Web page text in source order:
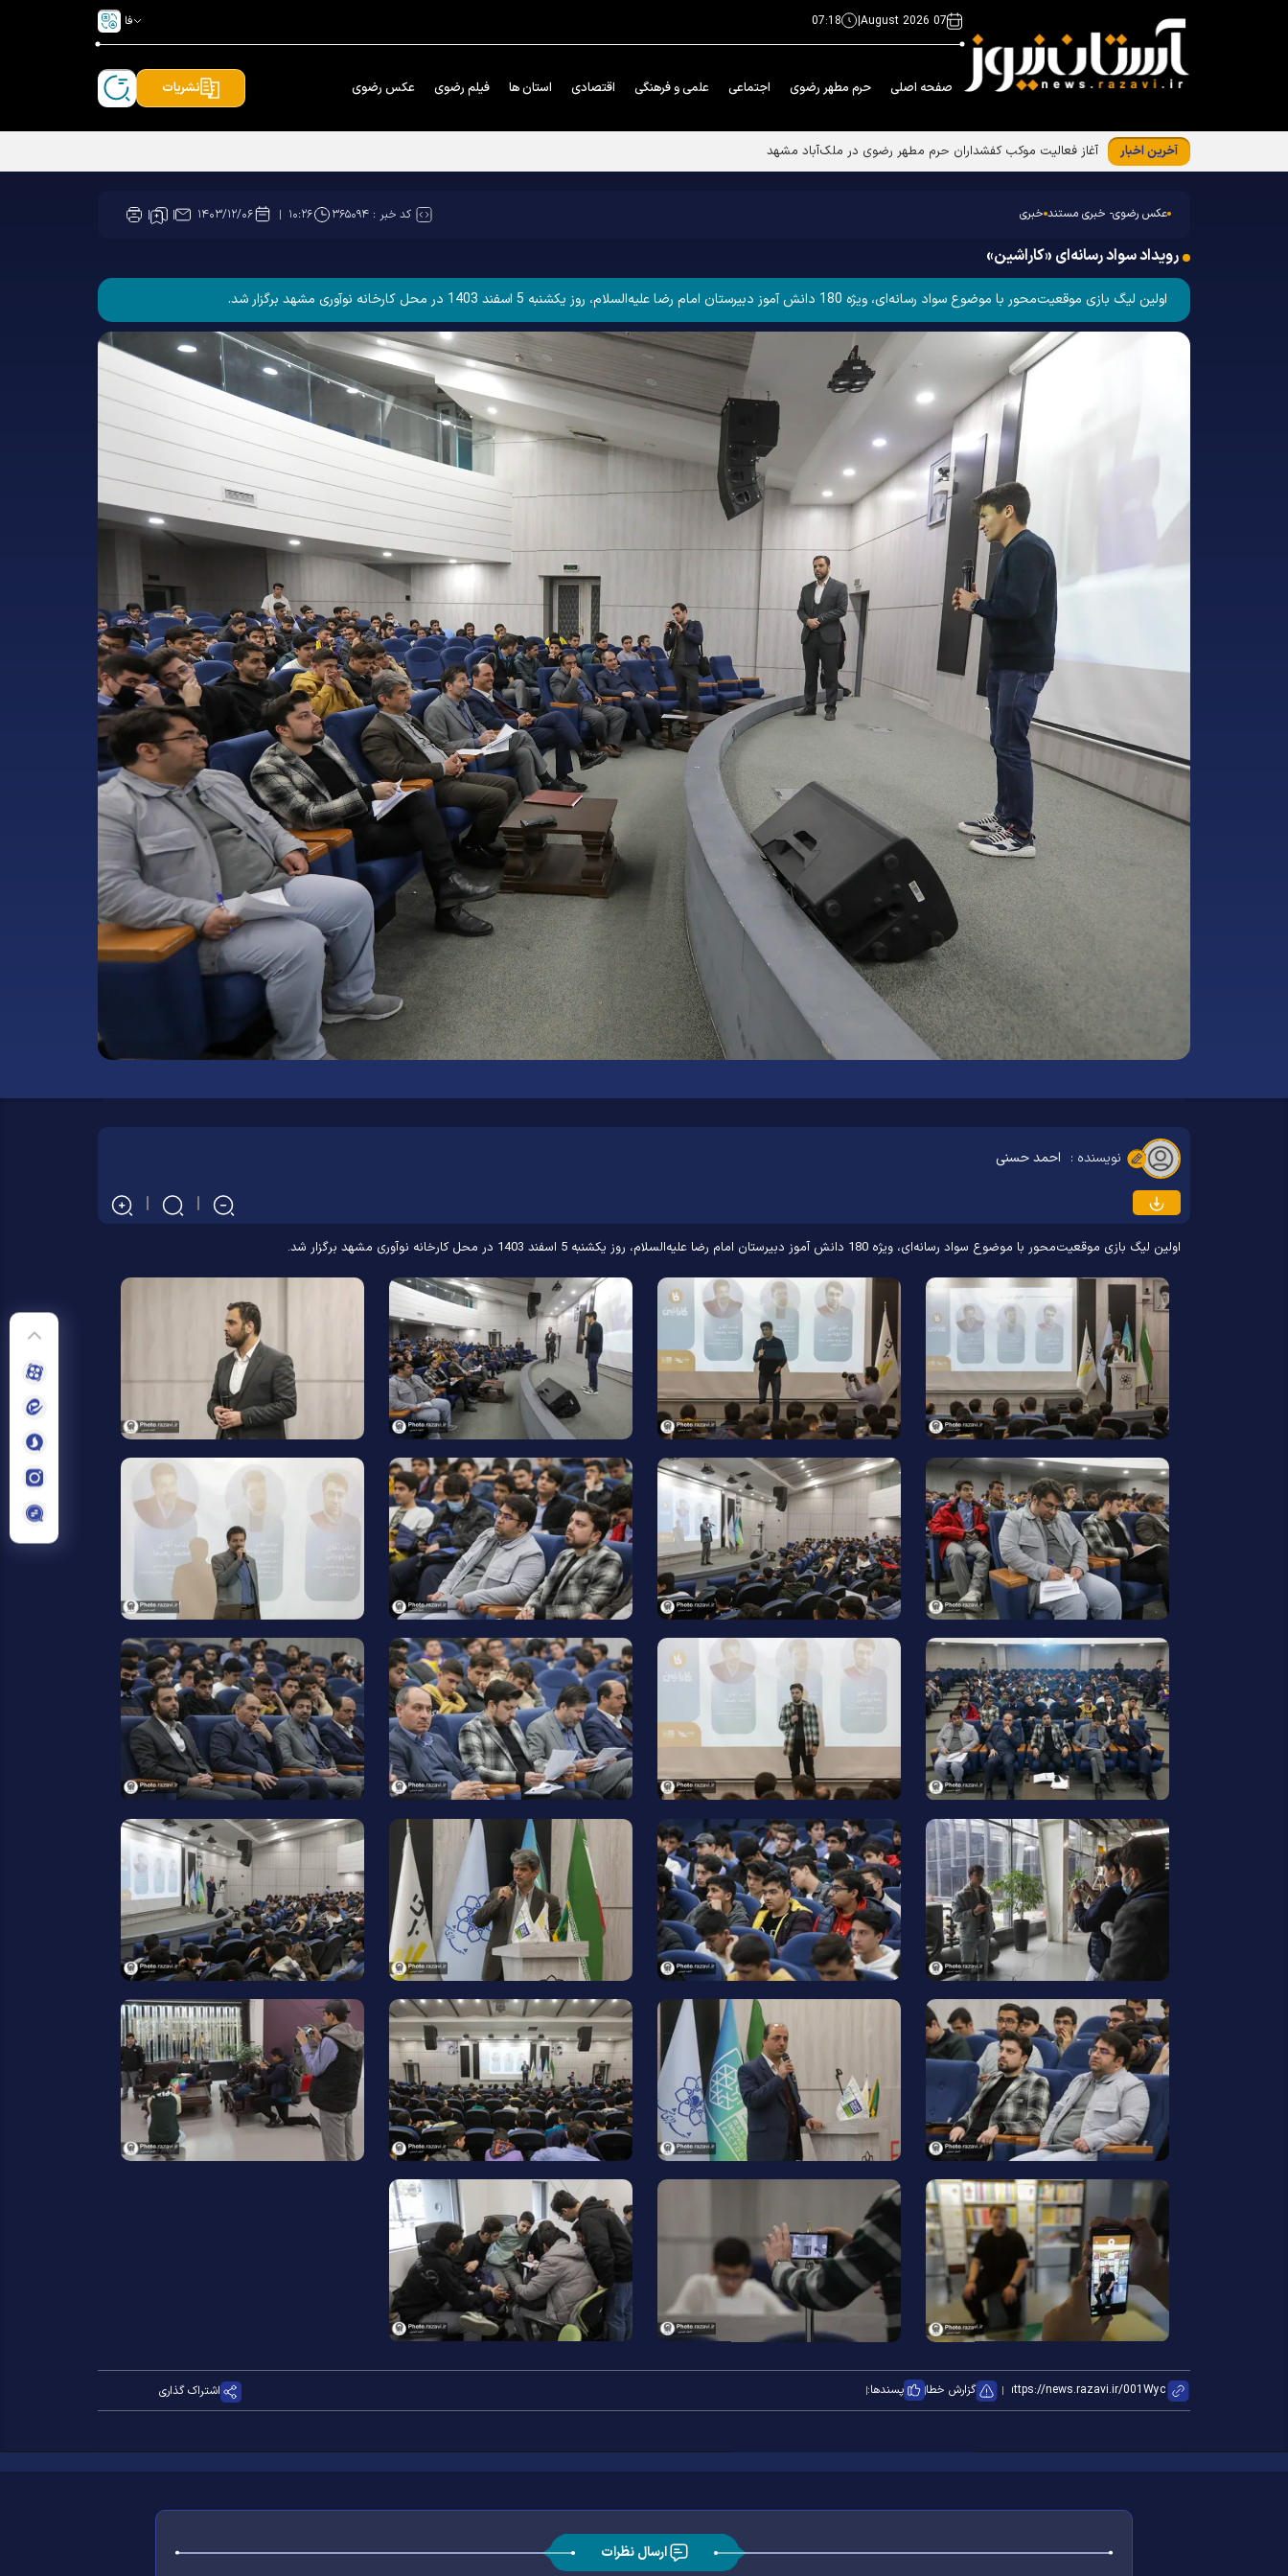
07 August 2026
|
07:18 فا
صفحه اصلی حرم مطهر رضوی اجتماعی علمی و فرهنگی اقتصادی استان ها فیلم رضوی عکس رضوی نشریات
آخرین اخبار
عکس رضوی- خبری مستند خبری کد خبر :۳۶۵۰۹۴ ۱۰:۲۶ ۱۴۰۳/۱۲/۰۶
رویداد سواد رسانه‌ای «کاراشین»
اولین لیگ بازی موقعیت‌محور با موضوع سواد رسانه‌ای، ویژه 180 دانش آموز دبیرستان امام رضا علیه‌السلام، روز یکشنبه 5 اسفند 1403 در محل کارخانه نوآوری مشهد برگزار شد.
نویسنده : احمد حسنی
اولین لیگ بازی موقعیت‌محور با موضوع سواد رسانه‌ای، ویژه 180 دانش آموز دبیرستان امام رضا علیه‌السلام، روز یکشنبه 5 اسفند 1403 در محل کارخانه نوآوری مشهد برگزار شد.
گزارش خطا پسندها: اشتراک گذاری
ارسال نظرات